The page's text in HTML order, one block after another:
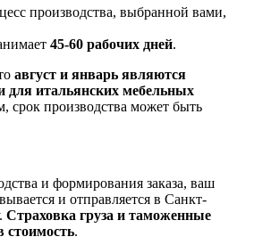
производства, выбранной вами,
45-60 рабочих дней.
август и январь являются
для итальянских мебельных
срок производства может быть
и формирования заказа, ваш
и отправляется в Санкт-
Страховка груза и таможенные
стоимость.